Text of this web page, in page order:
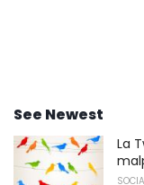
See Newest
La